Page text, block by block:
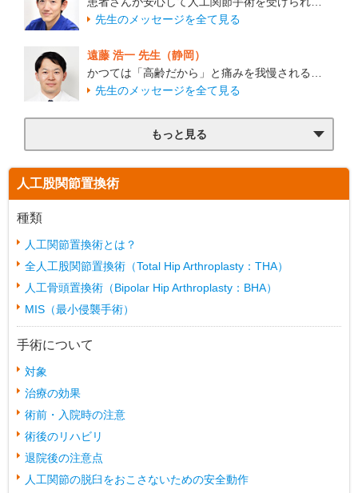
先生のメッセージを全て見る
遠藤 浩一 先生（静岡）
かつては「高齢だから」と痛みを我慢される…
先生のメッセージを全て見る
もっと見る
人工股関節置換術
種類
人工関節置換術とは？
全人工股関節置換術（Total Hip Arthroplasty：THA）
人工骨頭置換術（Bipolar Hip Arthroplasty：BHA）
MIS（最小侵襲手術）
手術について
対象
治療の効果
術前・入院時の注意
術後のリハビリ
退院後の注意点
人工関節の脱臼をおこさないための安全動作